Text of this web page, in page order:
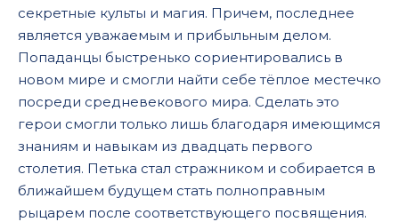
секретные культы и магия. Причем, последнее
является уважаемым и прибыльным делом.
Попаданцы быстренько сориентировались в
новом мире и смогли найти себе тёплое местечко
посреди средневекового мира. Сделать это
герои смогли только лишь благодаря имеющимся
знаниям и навыкам из двадцать первого
столетия. Петька стал стражником и собирается в
ближайшем будущем стать полноправным
рыцарем после соответствующего посвящения.